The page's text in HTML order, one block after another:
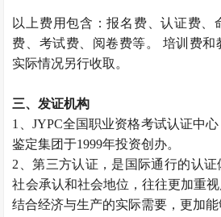
以上费用包含：报名费、认证费、
费、考试费、阅卷费等。 培训费和
实际情况另行收取。
三、发证机构
1、JYPC全国职业资格考试认证中
鉴定集团于1999年投资创办。
2、第三方认证，是国际通行的认
社会承认和社会地位，往往更加重
结合经济与生产的实际需要，更加能